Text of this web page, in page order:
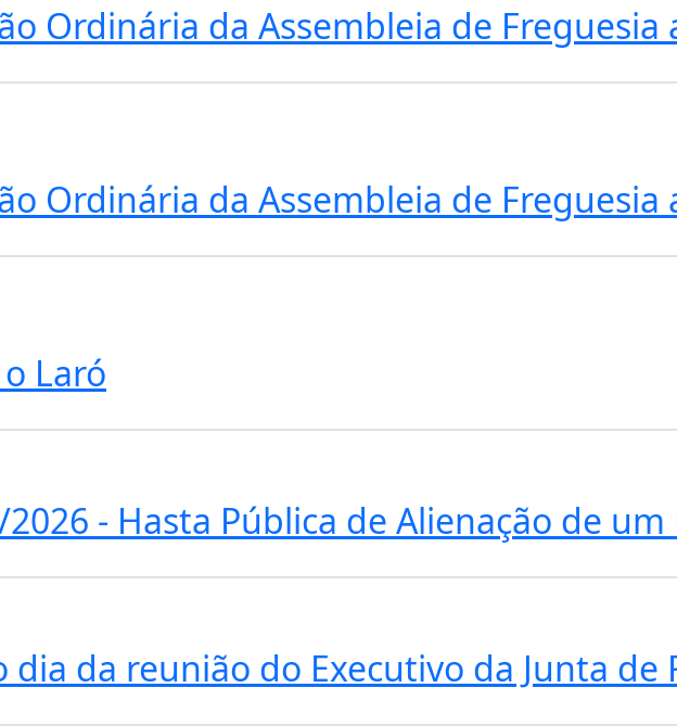
Ordinária da Assembleia de Freguesia
Ordinária da Assembleia de Freguesia
Laró
2026 - Hasta Pública de Alienação de
dia da reunião do Executivo da Junta de